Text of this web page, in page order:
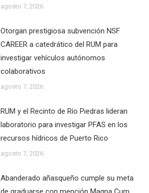
agosto 7, 2026
Otorgan prestigiosa subvención NSF
CAREER a catedrático del RUM para
investigar vehículos autónomos
colaborativos
agosto 7, 2026
RUM y el Recinto de Río Piedras lideran
laboratorio para investigar PFAS en los
recursos hídricos de Puerto Rico
agosto 7, 2026
Abanderado añasqueño cumple su meta